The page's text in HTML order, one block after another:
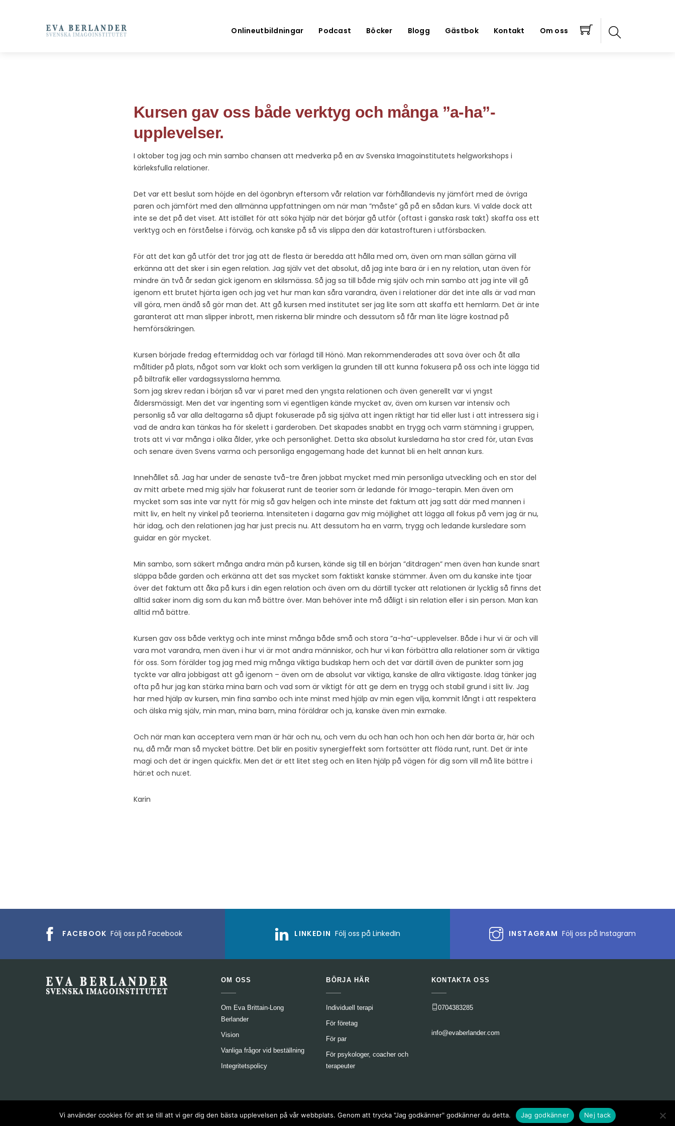
Onlineutbildningar Podcast Böcker Blogg Gästbok Kontakt Om oss
Kursen gav oss både verktyg och många ”a-ha”-
upplevelser.
I oktober tog jag och min sambo chansen att medverka på en av Svenska Imagoinstitutets helgworkshops i
kärleksfulla relationer.
Det var ett beslut som höjde en del ögonbryn eftersom vår relation var förhållandevis ny jämfört med de övriga
paren och jämfört med den allmänna uppfattningen om när man ”måste” gå på en sådan kurs. Vi valde dock att
inte se det på det viset. Att istället för att söka hjälp när det börjar gå utför (oftast i ganska rask takt) skaffa oss ett
verktyg och en förståelse i förväg, och kanske på så vis slippa den där katastrofturen i utförsbacken.
För att det kan gå utför det tror jag att de flesta är beredda att hålla med om, även om man sällan gärna vill
erkänna att det sker i sin egen relation. Jag själv vet det absolut, då jag inte bara är i en ny relation, utan även för
mindre än två år sedan gick igenom en skilsmässa. Så jag sa till både mig själv och min sambo att jag inte vill gå
igenom ett brutet hjärta igen och jag vet hur man kan såra varandra, även i relationer där det inte alls är vad man
vill göra, men ändå så gör man det. Att gå kursen med institutet ser jag lite som att skaffa ett hemlarm. Det är inte
garanterat att man slipper inbrott, men riskerna blir mindre och dessutom så får man lite lägre kostnad på
hemförsäkringen.
Kursen började fredag eftermiddag och var förlagd till Hönö. Man rekommenderades att sova över och åt alla
måltider på plats, något som var klokt och som verkligen la grunden till att kunna fokusera på oss och inte lägga tid
på biltrafik eller vardagssysslorna hemma.
Som jag skrev redan i början så var vi paret med den yngsta relationen och även generellt var vi yngst
åldersmässigt. Men det var ingenting som vi egentligen kände mycket av, även om kursen var intensiv och
personlig så var alla deltagarna så djupt fokuserade på sig själva att ingen riktigt har tid eller lust i att intressera sig i
vad de andra kan tänkas ha för skelett i garderoben. Det skapades snabbt en trygg och varm stämning i gruppen,
trots att vi var många i olika ålder, yrke och personlighet. Detta ska absolut kursledarna ha stor cred för, utan Evas
och senare även Svens varma och personliga engagemang hade det kunnat bli en helt annan kurs.
Innehållet så. Jag har under de senaste två-tre åren jobbat mycket med min personliga utveckling och en stor del
av mitt arbete med mig själv har fokuserat runt de teorier som är ledande för Imago-terapin. Men även om
mycket som sas inte var nytt för mig så gav helgen och inte minste det faktum att jag satt där med mannen i
mitt liv, en helt ny vinkel på teorierna. Intensiteten i dagarna gav mig möjlighet att lägga all fokus på vem jag är nu,
här idag, och den relationen jag har just precis nu. Att dessutom ha en varm, trygg och ledande kursledare som
guidar en gör mycket.
Min sambo, som säkert många andra män på kursen, kände sig till en början ”ditdragen” men även han kunde snart
släppa både garden och erkänna att det sas mycket som faktiskt kanske stämmer. Även om du kanske inte tjoar
över det faktum att åka på kurs i din egen relation och även om du därtill tycker att relationen är lycklig så finns det
alltid saker inom dig som du kan må bättre över. Man behöver inte må dåligt i sin relation eller i sin person. Man kan
alltid må bättre.
Kursen gav oss både verktyg och inte minst många både små och stora ”a-ha”-upplevelser. Både i hur vi är och vill
vara mot varandra, men även i hur vi är mot andra människor, och hur vi kan förbättra alla relationer som är viktiga
för oss. Som förälder tog jag med mig många viktiga budskap hem och det var därtill även de punkter som jag
tyckte var allra jobbigast att gå igenom – även om de absolut var viktiga, kanske de allra viktigaste. Idag tänker jag
ofta på hur jag kan stärka mina barn och vad som är viktigt för att ge dem en trygg och stabil grund i sitt liv. Jag
har med hjälp av kursen, min fina sambo och inte minst med hjälp av min egen vilja, kommit långt i att respektera
och älska mig själv, min man, mina barn, mina föräldrar och ja, kanske även min exmake.
Och när man kan acceptera vem man är här och nu, och vem du och han och hon och hen där borta är, här och
nu, då mår man så mycket bättre. Det blir en positiv synergieffekt som fortsätter att flöda runt, runt. Det är inte
magi och det är ingen quickfix. Men det är ett litet steg och en liten hjälp på vägen för dig som vill må lite bättre i
här:et och nu:et.
Karin
FACEBOOK Följ oss på Facebook LINKEDIN Följ oss på LinkedIn INSTAGRAM Följ oss på Instagram
OM OSS
Om Eva Brittain-Long
Berlander
Vision
Vanliga frågor vid beställning
Integritetspolicy
BÖRJA HÄR
Individuell terapi
För företag
För par
För psykologer, coacher och
terapeuter
KONTAKTA OSS
0704383285
info@evaberlander.com
Vi använder cookies för att se till att vi ger dig den bästa upplevelsen på vår webbplats. Genom att trycka "Jag godkänner" godkänner du detta. Jag godkänner Nej tack